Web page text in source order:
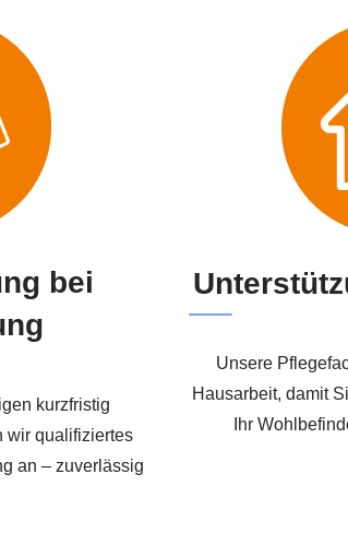
bei
kurzfristig
wir qualifiziertes
an – zuverlässig
Unsere
Hausarbeit, damit
Ihr